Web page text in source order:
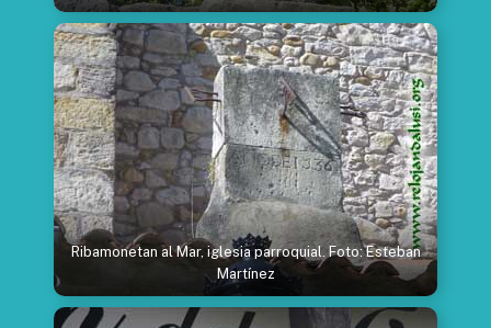
Ribamonetan al Mar, iglesia parroquial. Foto: Esteban
Martínez